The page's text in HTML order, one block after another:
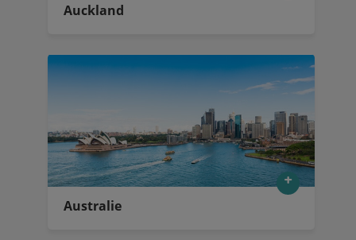
Auckland
Australie